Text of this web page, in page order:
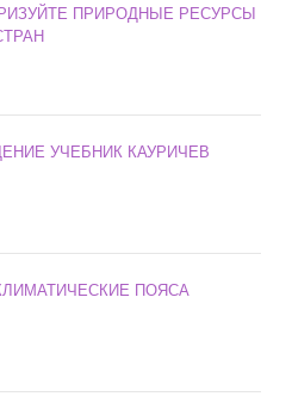
ПРИРОДНЫЕ РЕСУРСЫ
УЧЕБНИК КАУРИЧЕВ
ПОЯСА